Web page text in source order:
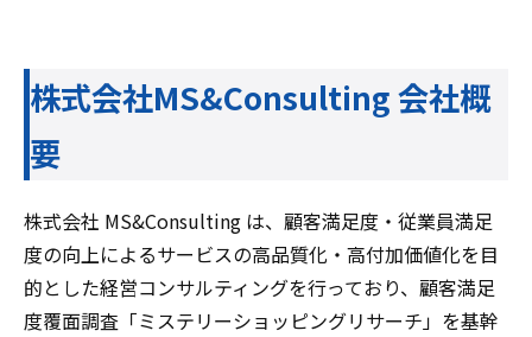
株式会社MS&Consulting 会社概
要
株式会社 MS&Consulting は、顧客満足度・従業員満足
度の向上によるサービスの高品質化・高付加価値化を目
的とした経営コンサルティングを行っており、顧客満足
度覆面調査「ミステリーショッピングリサーチ」を基幹